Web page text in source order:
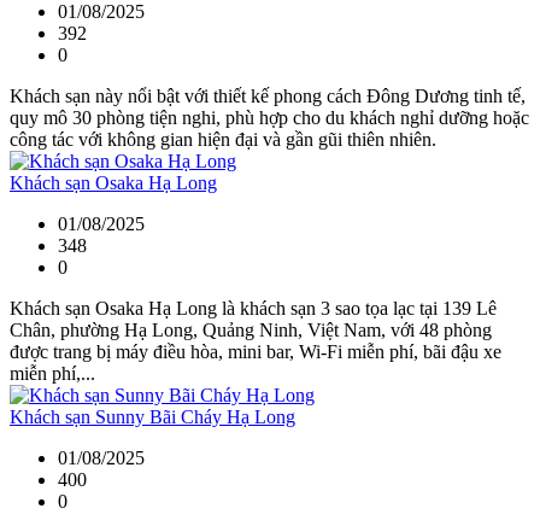
01/08/2025
392
0
Khách sạn này nổi bật với thiết kế phong cách Đông Dương tinh tế,
quy mô 30 phòng tiện nghi, phù hợp cho du khách nghỉ dưỡng hoặc
công tác với không gian hiện đại và gần gũi thiên nhiên.
Khách sạn Osaka Hạ Long
01/08/2025
348
0
Khách sạn Osaka Hạ Long là khách sạn 3 sao tọa lạc tại 139 Lê
Chân, phường Hạ Long, Quảng Ninh, Việt Nam, với 48 phòng
được trang bị máy điều hòa, mini bar, Wi-Fi miễn phí, bãi đậu xe
miễn phí,...
Khách sạn Sunny Bãi Cháy Hạ Long
01/08/2025
400
0